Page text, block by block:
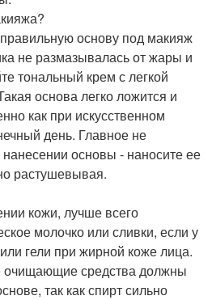
основу под макияж
не размазывалась от жары и
тональный крем с легкой
основа легко ложится и
как при искусственном
день. Главное не
основы - наносите ее
растушевывая.
кожи, лучше всего
молочко или сливки, если у
гели при жирной коже лица.
очищающие средства должны
так как спирт сильно